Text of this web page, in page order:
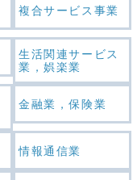
複合サービス事業
生活関連サービス
業，娯楽業
金融業，保険業
情報通信業